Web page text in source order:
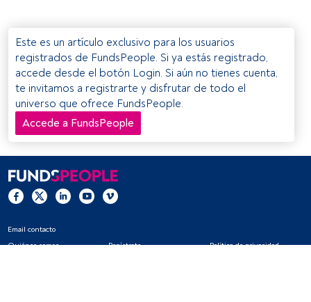
Este es un artículo exclusivo para los usuarios
registrados de FundsPeople. Si ya estás registrado,
accede desde el botón Login. Si aún no tienes cuenta,
te invitamos a registrarte y disfrutar de todo el
universo que ofrece FundsPeople.
Accede a FundsPeople
Email contacto
Quiénes somos
Regístrate
Política de privacidad